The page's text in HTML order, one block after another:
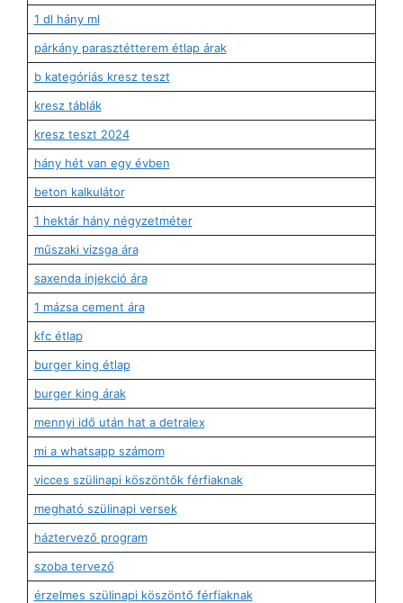
1 dl hány ml
párkány parasztétterem étlap árak
b kategóriás kresz teszt
kresz táblák
kresz teszt 2024
hány hét van egy évben
beton kalkulátor
1 hektár hány négyzetméter
műszaki vizsga ára
saxenda injekció ára
1 mázsa cement ára
kfc étlap
burger king étlap
burger king árak
mennyi idő után hat a detralex
mi a whatsapp számom
vicces szülinapi köszöntők férfiaknak
megható szülinapi versek
háztervező program
szoba tervező
érzelmes szülinapi köszöntő férfiaknak